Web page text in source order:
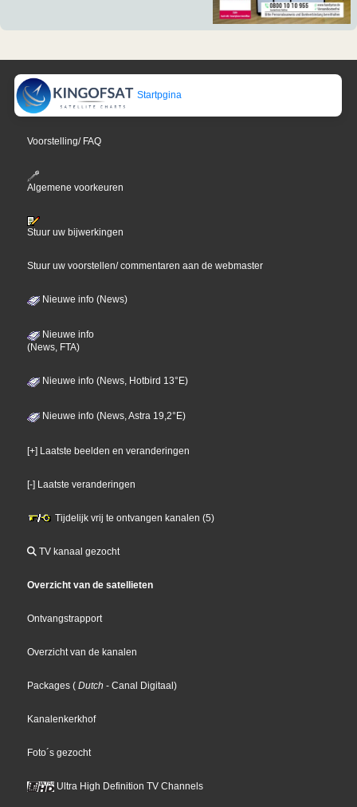
Startpgina
Voorstelling/ FAQ
Algemene voorkeuren
Stuur uw bijwerkingen
Stuur uw voorstellen/ commentaren aan de webmaster
Nieuwe info (News)
Nieuwe info
(News, FTA)
Nieuwe info (News, Hotbird 13°E)
Nieuwe info (News, Astra 19,2°E)
[+] Laatste beelden en veranderingen
[-] Laatste veranderingen
Tijdelijk vrij te ontvangen kanalen (5)
TV kanaal gezocht
Overzicht van de satellieten
Ontvangstrapport
Overzicht van de kanalen
Packages ( Dutch - Canal Digitaal)
Kanalenkerkhof
Foto´s gezocht
Ultra High Definition TV Channels